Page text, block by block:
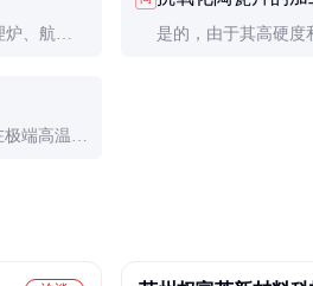
炉、航空
是的，由于其高硬度
端高温或